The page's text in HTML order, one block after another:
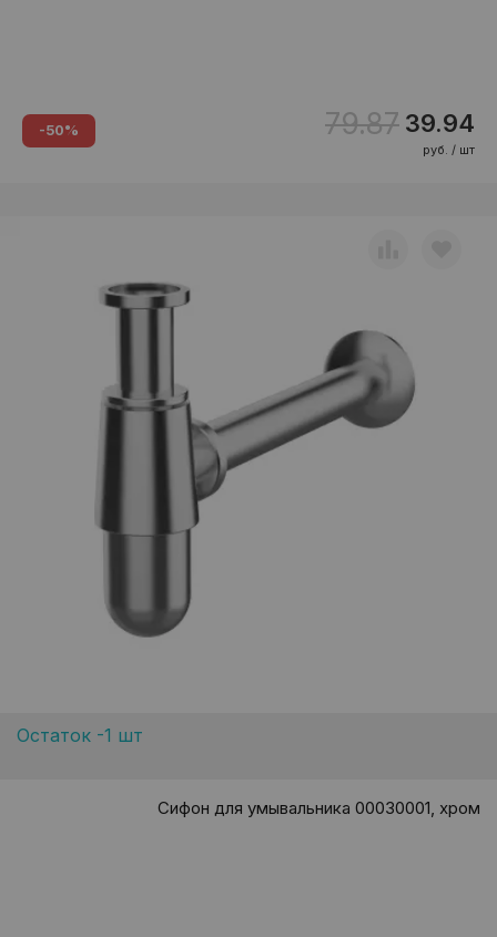
-50% 79.87 39.94
руб. / шт
Остаток -1 шт
Сифон для умывальника 00030001, хром